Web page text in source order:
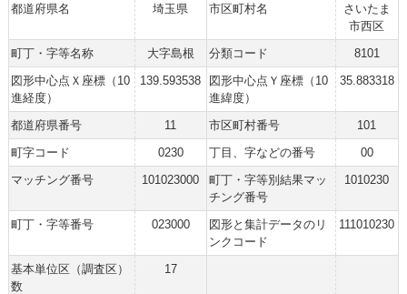
都道府県名
埼玉県 市区町村名
さいたま
市西区
町丁・字等名称
大字島根 分類コード
8101
図形中心点Ｘ座標（10
進経度）
139.593538
図形中心点Ｙ座標（10
進緯度）
35.883318
都道府県番号 11 市区町村番号
101
町字コード
0230 丁目、字などの番号
00
マッチング番号
101023000
町丁・字等別結果マッ
チング番号
1010230
町丁・字等番号 023000
図形と集計データのリ
ンクコード
111010230
基本単位区（調査区）
数
17